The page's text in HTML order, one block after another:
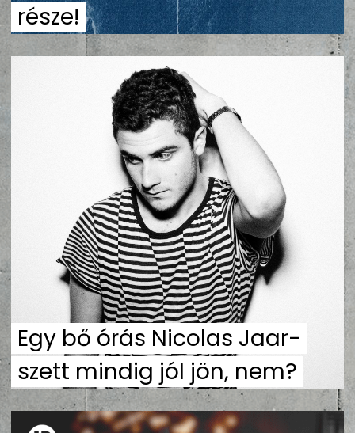
része!
Egy bő órás Nicolas Jaar-
szett mindig jól jön, nem?